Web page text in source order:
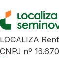
LOCALIZA
CNPJ nº